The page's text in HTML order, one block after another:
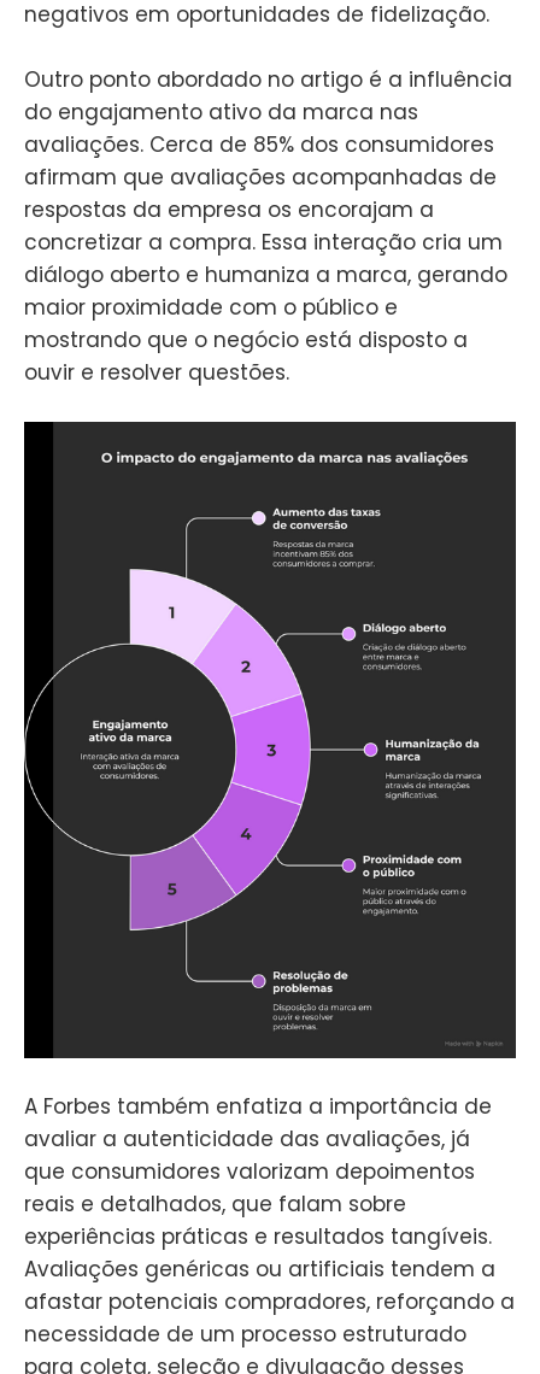
negativos em oportunidades de fidelização.
Outro ponto abordado no artigo é a influência
do engajamento ativo da marca nas
avaliações. Cerca de 85% dos consumidores
afirmam que avaliações acompanhadas de
respostas da empresa os encorajam a
concretizar a compra. Essa interação cria um
diálogo aberto e humaniza a marca, gerando
maior proximidade com o público e
mostrando que o negócio está disposto a
ouvir e resolver questões.
A Forbes também enfatiza a importância de
avaliar a autenticidade das avaliações, já
que consumidores valorizam depoimentos
reais e detalhados, que falam sobre
experiências práticas e resultados tangíveis.
Avaliações genéricas ou artificiais tendem a
afastar potenciais compradores, reforçando a
necessidade de um processo estruturado
para coleta, seleção e divulgação desses